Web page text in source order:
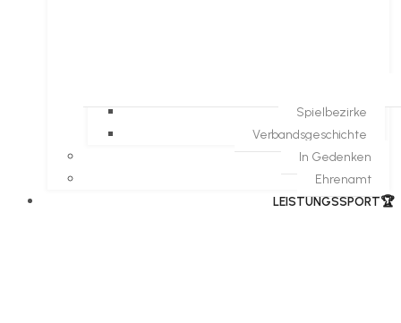
Spielbezirke
Verbandsgeschichte
In Gedenken
Ehrenamt
​LEISTUNGSSPORT🏆